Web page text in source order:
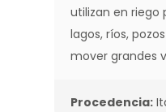
utilizan en riego
lagos, ríos,
mover grandes
Procedencia: